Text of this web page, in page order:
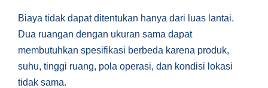
Biaya tidak dapat ditentukan hanya dari luas lantai.
Dua ruangan dengan ukuran sama dapat
membutuhkan spesifikasi berbeda karena produk,
suhu, tinggi ruang, pola operasi, dan kondisi lokasi
tidak sama.